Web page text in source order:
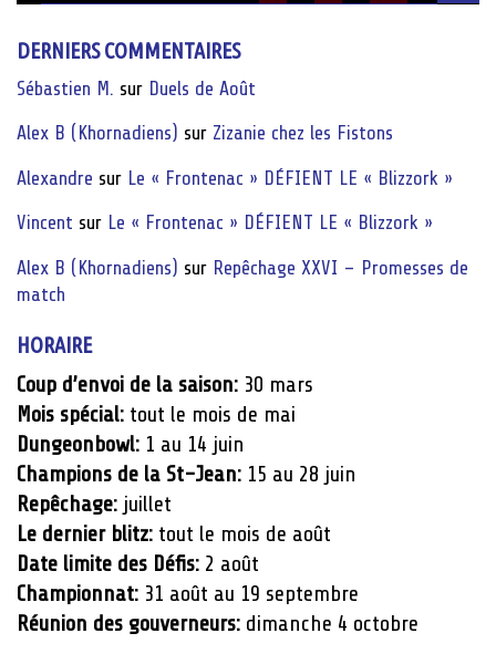
DERNIERS COMMENTAIRES
Sébastien M. sur Duels de Août
Alex B (Khornadiens) sur Zizanie chez les Fistons
Alexandre sur Le « Frontenac » DÉFIENT LE « Blizzork »
Vincent sur Le « Frontenac » DÉFIENT LE « Blizzork »
Alex B (Khornadiens) sur Repêchage XXVI – Promesses de
match
HORAIRE
Coup d’envoi de la saison: 30 mars
Mois spécial: tout le mois de mai
Dungeonbowl: 1 au 14 juin
Champions de la St-Jean: 15 au 28 juin
Repêchage: juillet
Le dernier blitz: tout le mois de août
Date limite des Défis: 2 août
Championnat: 31 août au 19 septembre
Réunion des gouverneurs: dimanche 4 octobre